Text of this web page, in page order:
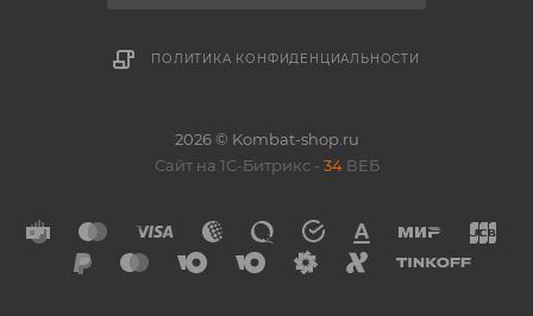
ПОЛИТИКА КОНФИДЕНЦИАЛЬНОСТИ
2026 © Kombat-shop.ru
Сайт на 1С-Битрикс - 34 ВЕБ